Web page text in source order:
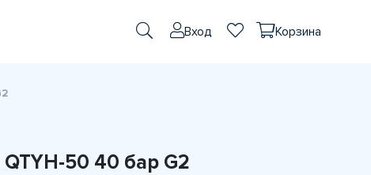
Вход Корзина
50 40 бар G2